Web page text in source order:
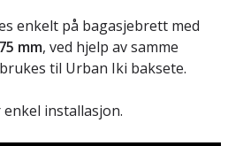
enkelt på bagasjebrett med
mm, ved hjelp av samme
til Urban Iki baksete.
installasjon.